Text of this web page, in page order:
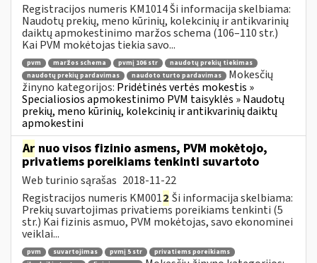
Registracijos numeris KM1014 Ši informacija skelbiama:
Naudotų prekių, meno kūrinių, kolekcinių ir antikvarinių
daiktų apmokestinimo maržos schema (106–110 str.)
Kai PVM mokėtojas tiekia savo...
pvm maržos schema pvmį 106 str
naudotų prekių tiekimas
naudotų prekių pardavimas
naudoto turto pardavimas
Mokesčių
žinyno kategorijos: Pridėtinės vertės mokestis »
Specialiosios apmokestinimo PVM taisyklės » Naudotų
prekių, meno kūrinių, kolekcinių ir antikvarinių daiktų
apmokestini
Ar nuo visos fizinio asmens, PVM mokėtojo,
privatiems poreikiams tenkinti suvartoto
Web turinio sąrašas 2018-11-22
Registracijos numeris KM0012 Ši informacija skelbiama:
Prekių suvartojimas privatiems poreikiams tenkinti (5
str.) Kai fizinis asmuo, PVM mokėtojas, savo ekonominei
veiklai...
pvm suvartojimas pvmį 5 str
privatiems poreikiams